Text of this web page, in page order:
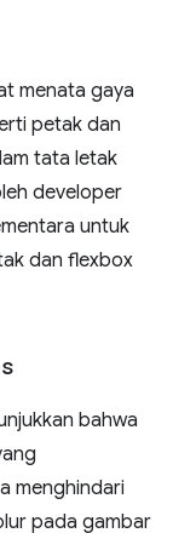
menata gaya
petak dan
tata letak
developer
untuk
dan flexbox
bahwa
menghindari
pada gambar